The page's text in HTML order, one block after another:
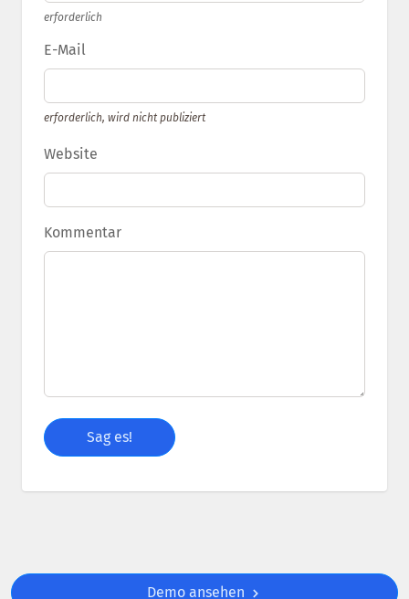
erforderlich
E-Mail
erforderlich, wird nicht publiziert
Website
Kommentar
Demo ansehen